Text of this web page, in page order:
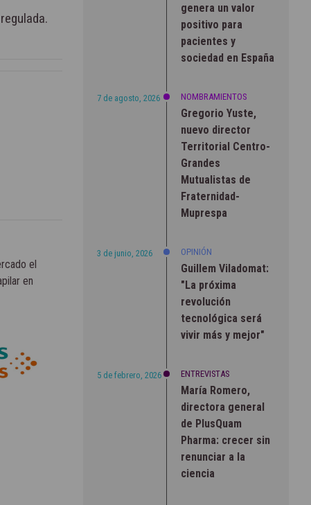
el
en
genera un valor
positivo para
pacientes y
sociedad en España
7 de agosto, 2026 NOMBRAMIENTOS
Gregorio Yuste,
nuevo director
Territorial Centro-
Grandes
Mutualistas de
Fraternidad-
Muprespa
3 de junio, 2026 OPINIÓN
Guillem Viladomat:
"La próxima
revolución
tecnológica será
vivir más y mejor"
5 de febrero, 2026 ENTREVISTAS
María Romero,
directora general
de PlusQuam
Pharma: crecer sin
renunciar a la
ciencia